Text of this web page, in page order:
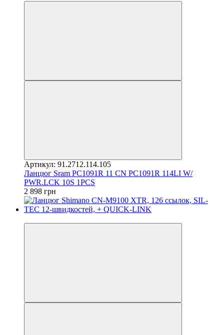
Артикул: 91.2712.114.105
Ланцюг Sram PC1091R 11 CN PC1091R 114LI W/
PWR.LCK 10S 1PCS
2 898 грн